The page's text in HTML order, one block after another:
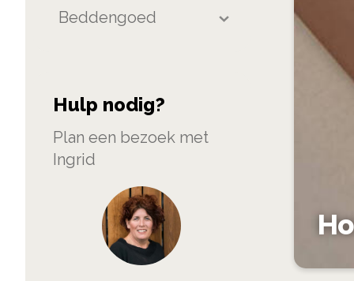
Beddengoed
Hulp nodig?
Plan een bezoek met
Ingrid